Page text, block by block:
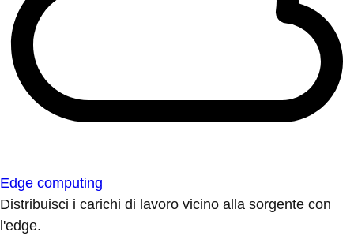
Edge computing
Distribuisci i carichi di lavoro vicino alla sorgente con
l'edge.